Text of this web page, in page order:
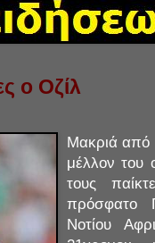
ο Οζίλ
Μακριά από
μέλλον του
τους
πρόσφατο
Νοτίου